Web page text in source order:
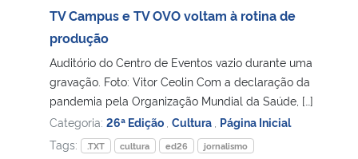
TV Campus e TV OVO voltam à rotina de
produção
Auditório do Centro de Eventos vazio durante uma
gravação. Foto: Vitor Ceolin Com a declaração da
pandemia pela Organização Mundial da Saúde, […]
Categoria: 26ª Edição Cultura Página Inicial
Tags:
.TXT cultura ed26 jornalismo